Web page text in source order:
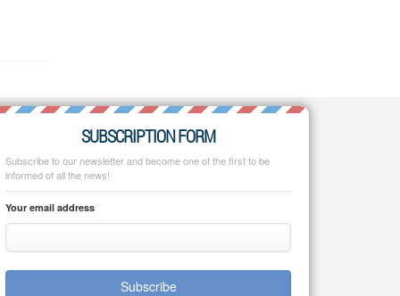
SUBSCRIPTION FORM
Subscribe to our newsletter and become one of the first to be
informed of all the news!
Your email address
Subscribe